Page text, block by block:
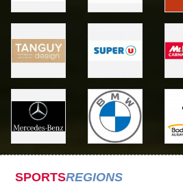
SPORTSREGIONS